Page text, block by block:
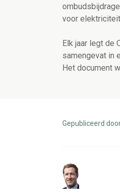
voor
Elk jaar legt de
samengevat in
Het document
Gepubliceerd